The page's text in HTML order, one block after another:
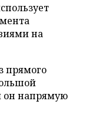
на
прямого
он напрямую